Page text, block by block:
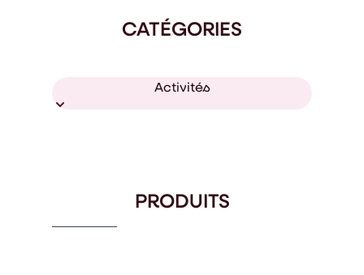
CATÉGORIES
Activités
PRODUITS